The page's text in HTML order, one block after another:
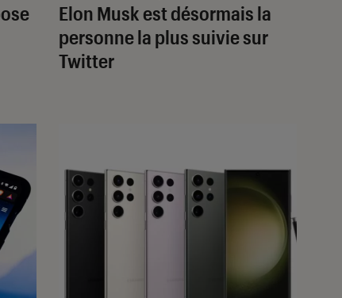
Elon Musk est désormais la
personne la plus suivie sur
Twitter